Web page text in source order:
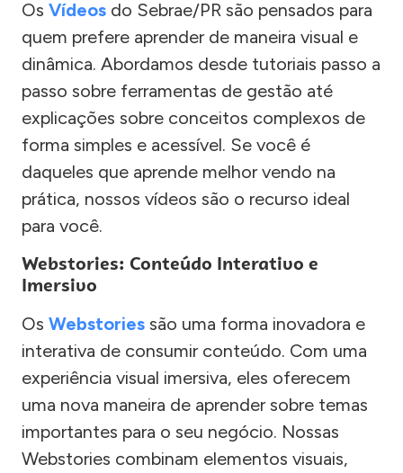
Os Vídeos do Sebrae/PR são pensados para
quem prefere aprender de maneira visual e
dinâmica. Abordamos desde tutoriais passo a
passo sobre ferramentas de gestão até
explicações sobre conceitos complexos de
forma simples e acessível. Se você é
daqueles que aprende melhor vendo na
prática, nossos vídeos são o recurso ideal
para você.
Webstories: Conteúdo Interativo e
Imersivo
Os Webstories são uma forma inovadora e
interativa de consumir conteúdo. Com uma
experiência visual imersiva, eles oferecem
uma nova maneira de aprender sobre temas
importantes para o seu negócio. Nossas
Webstories combinam elementos visuais,